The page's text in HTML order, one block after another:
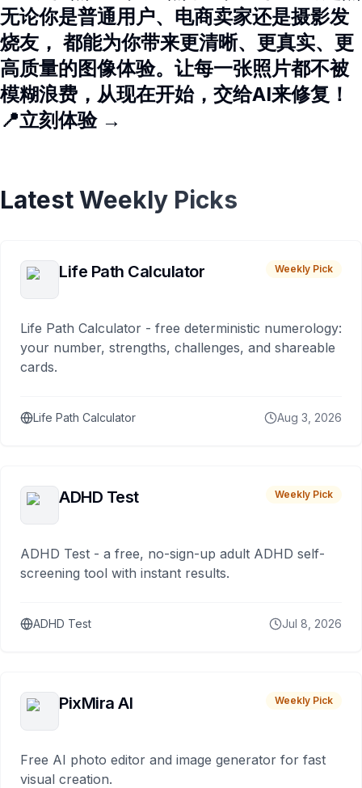
无论你是普通用户、电商卖家还是摄影发
烧友， 都能为你带来更清晰、更真实、更
高质量的图像体验。让每一张照片都不被
模糊浪费，从现在开始，交给AI来修复！
📍立刻体验 →
Latest Weekly Picks
Life Path Calculator Weekly Pick
Life Path Calculator - free deterministic numerology:
your number, strengths, challenges, and shareable
cards.
Life Path Calculator Aug 3, 2026
ADHD Test Weekly Pick
ADHD Test - a free, no-sign-up adult ADHD self-
screening tool with instant results.
ADHD Test Jul 8, 2026
PixMira AI Weekly Pick
Free AI photo editor and image generator for fast
visual creation.